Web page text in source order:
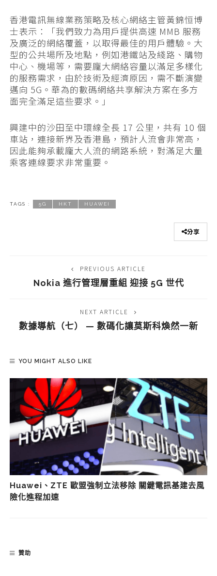
香港電訊無線業務策略及核心網絡主管黃錦恒博
士表示：「我們致力為用戶提供高速 MMB 服務
及廣泛的網絡覆蓋，以取得最佳的用戶體驗。大
型的公共場所及地點，例如港鐵站及綫路、購物
中心、機場等，需要龐大網絡容量以滿足多樣化
的服務需求，由於技術及經濟原因，需不斷演變
邁向 5G。華為的數碼網絡共享解決方案在多方
面完全滿足這些要求。」
興建中的沙田至中環線全長 17 公里，共有 10 個
車站，連接新界及香港島，預計人流會非常高，
因此能夠承載龐大人流的網路系統，對滿足大量
乘客連線要求非常重要。
TAGS : 5G HKT HUAWEI
分享
PREVIOUS ARTICLE
Nokia 進行管理層重組 迎接 5G 世代
NEXT ARTICLE
數據導航（七） — 數碼化讓莫斯科煥然一新
YOU MIGHT ALSO LIKE
Huawei、ZTE 歐盟強制立法移除 關鍵電訊基建去風
險化進程加速
贊助